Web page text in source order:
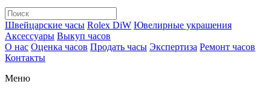
Швейцарские часы Rolex DiW Ювелирные украшения
Аксессуары Выкуп часов
О нас Оценка часов Продать часы Экспертиза Ремонт часов
Контакты
Меню